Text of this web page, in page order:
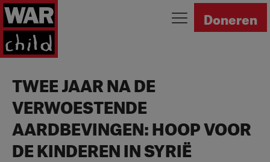
Ga naar homepage Doneren
TWEE JAAR NA DE
VERWOESTENDE
AARDBEVINGEN: HOOP VOOR
DE KINDEREN IN SYRIË